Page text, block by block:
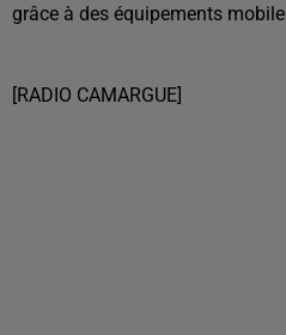
grâce à des équipements
[RADIO CAMARGUE]